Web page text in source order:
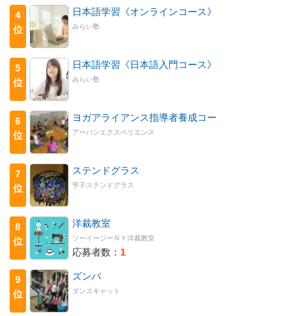
4
位
日本語学習《オンラインコース》
みらい塾
5
位
日本語学習《日本語入門コース》
みらい塾
6
位
ヨガアライアンス指導者養成コー
アーバンエクスペリエンス
7
位
ステンドグラス
亨子ステンドグラス
8
位
洋裁教室
ソーイージーＮＹ洋裁教室
応募者数： 1
9
位
ズンバ
ダンスキャット